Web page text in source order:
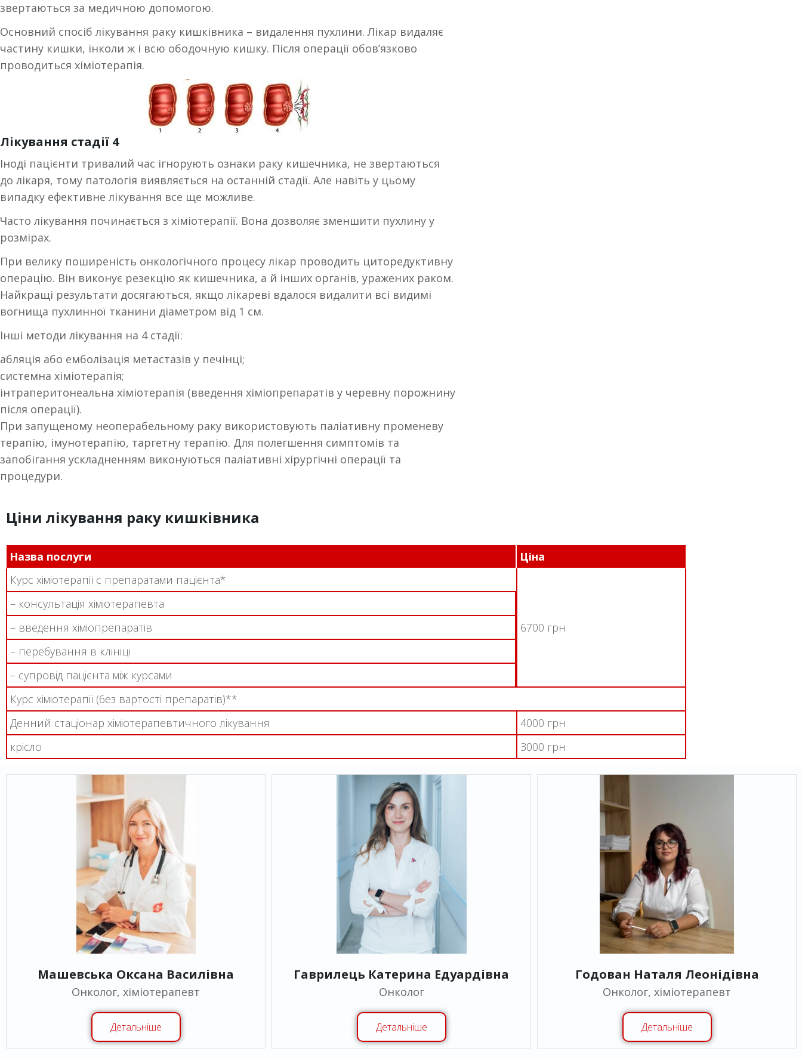
звертаються за медичною допомогою.
Основний спосіб лікування раку кишківника – видалення пухлини. Лікар видаляє
частину кишки, інколи ж і всю ободочную кишку. Після операції обов’язково
проводиться хіміотерапія.
Лікування стадії 4
Іноді пацієнти тривалий час ігнорують ознаки раку кишечника, не звертаються
до лікаря, тому патологія виявляється на останній стадії. Але навіть у цьому
випадку ефективне лікування все ще можливе.
Часто лікування починається з хіміотерапії. Вона дозволяє зменшити пухлину у
розмірах.
При велику поширеність онкологічного процесу лікар проводить циторедуктивну
операцію. Він виконує резекцію як кишечника, а й інших органів, уражених раком.
Найкращі результати досягаються, якщо лікареві вдалося видалити всі видимі
вогнища пухлинної тканини діаметром від 1 см.
Інші методи лікування на 4 стадії:
абляція або емболізація метастазів у печінці;
системна хіміотерапія;
інтраперитонеальна хіміотерапія (введення хіміопрепаратів у черевну порожнину
після операції).
При запущеному неоперабельному раку використовують паліативну променеву
терапію, імунотерапію, таргетну терапію. Для полегшення симптомів та
запобігання ускладненням виконуються паліативні хірургічні операції та
процедури.
Ціни лікування раку кишківника
Назва послуги
Ціна
Курс хіміотерапії с препаратами пацієнта*
6700 грн
– консультація хіміотерапевта
– введення хіміопрепаратів
– перебування в клініці
– супровід пацієнта між курсами
Курс хіміотерапії (без вартості препаратів)**
Денний стаціонар хіміотерапевтичного лікування
4000 грн
крісло
3000 грн
Машевська Оксана Василівна
Онколог, хіміотерапевт
Детальніше
Гаврилець Катерина Едуардівна
Онколог
Детальніше
Годован Наталя Леонідівна
Онколог, хіміотерапевт
Детальніше